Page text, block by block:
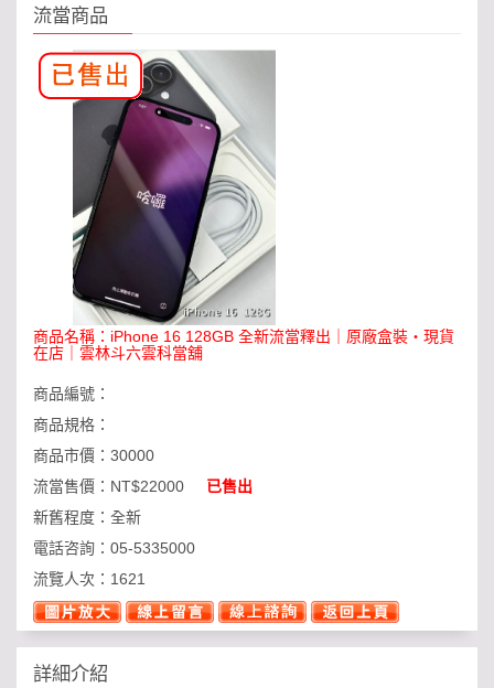
流當商品
商品名稱： iPhone 16 128GB 全新流當釋出｜原廠盒裝・現貨
在店｜雲林斗六雲科當舖
商品編號：
商品規格：
商品市價： 30000
流當售價： NT$22000
已售出
新舊程度： 全新
電話咨詢： 05-5335000
流覽人次： 1621
詳細介紹